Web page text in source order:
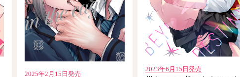
2025年2月15日発売
2023年6月15日発売